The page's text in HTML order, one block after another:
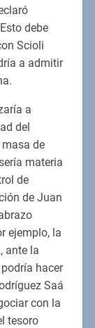
debe
Scioli
a admitir
a
del
de
materia
de
de Juan
ejemplo, la
ante la
hacer
Saá
con la
tesoro